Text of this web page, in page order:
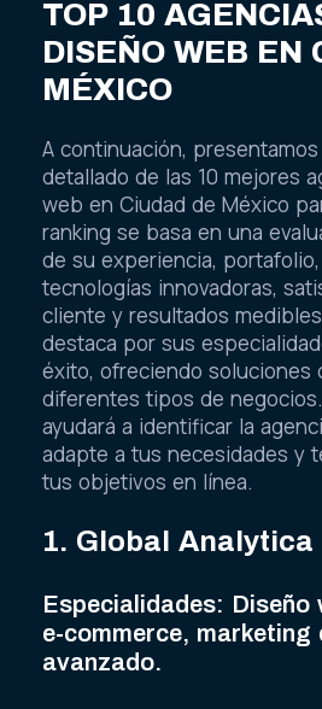
TOP 10
DISEÑO WEB EN
MÉXICO
A continuación,
detallado de las 10 mejores
web en Ciudad de México
ranking se basa en una
de su experiencia,
tecnologías innovadoras,
cliente y resultados
destaca por sus
éxito, ofreciendo soluciones
diferentes tipos de
ayudará a identificar la
adapte a tus necesidades y
tus objetivos en línea.
1. Global Analytica
Especialidades: Diseño
e-commerce, marketing
avanzado.